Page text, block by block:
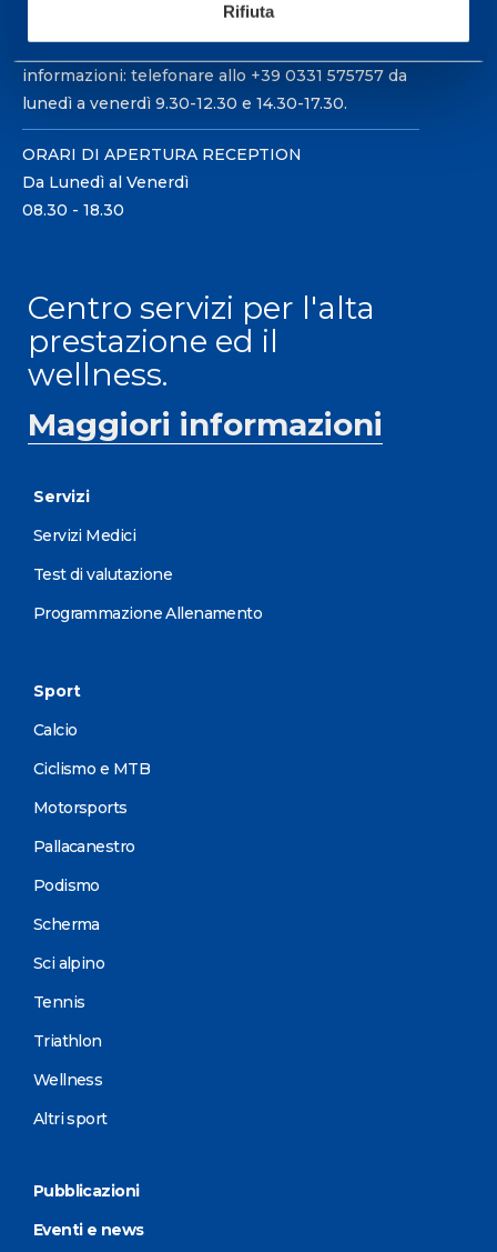
Rifiuta
Per prenotare una visita o avere ulteriori
informazioni: telefonare allo +39 0331 575757 da
lunedì a venerdì 9.30-12.30 e 14.30-17.30.
ORARI DI APERTURA RECEPTION
Da Lunedì al Venerdì
08.30 - 18.30
Centro servizi per l'alta
prestazione ed il
wellness.
Maggiori informazioni
Servizi
Servizi Medici
Test di valutazione
Programmazione Allenamento
Sport
Calcio
Ciclismo e MTB
Motorsports
Pallacanestro
Podismo
Scherma
Sci alpino
Tennis
Triathlon
Wellness
Altri sport
Pubblicazioni
Eventi e news